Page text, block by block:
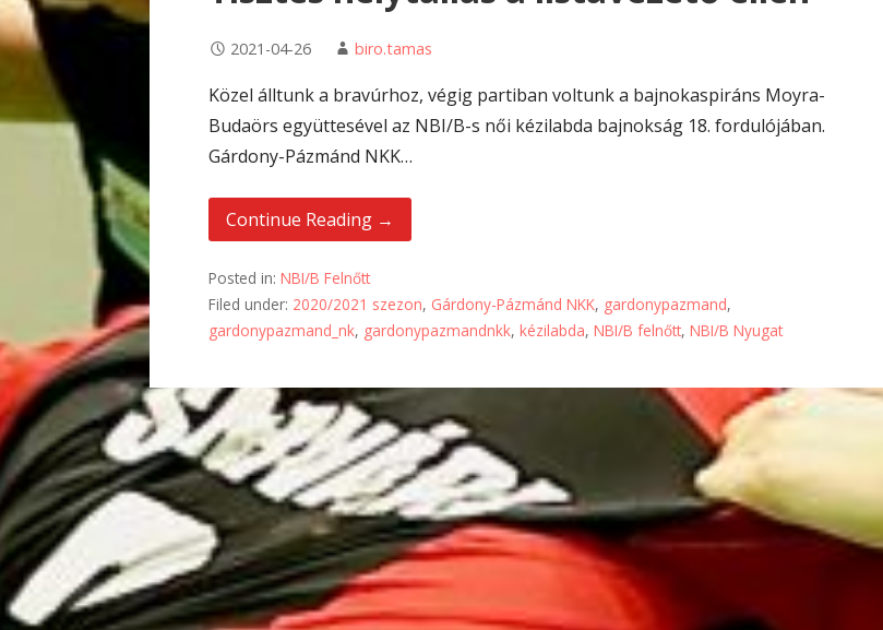
2021-04-26 biro.tamas
Közel álltunk a bravúrhoz, végig partiban voltunk a bajnokaspiráns Moyra-
Budaörs együttesével az NBI/B-s női kézilabda bajnokság 18. fordulójában.
Gárdony-Pázmánd NKK…
Continue Reading →
Posted in:NBI/B Felnőtt
Filed under: 2020/2021 szezon, Gárdony-Pázmánd NKK, gardonypazmand,
gardonypazmand_nk, gardonypazmandnkk,kézilabda,NBI/B felnőtt,NBI/B Nyugat